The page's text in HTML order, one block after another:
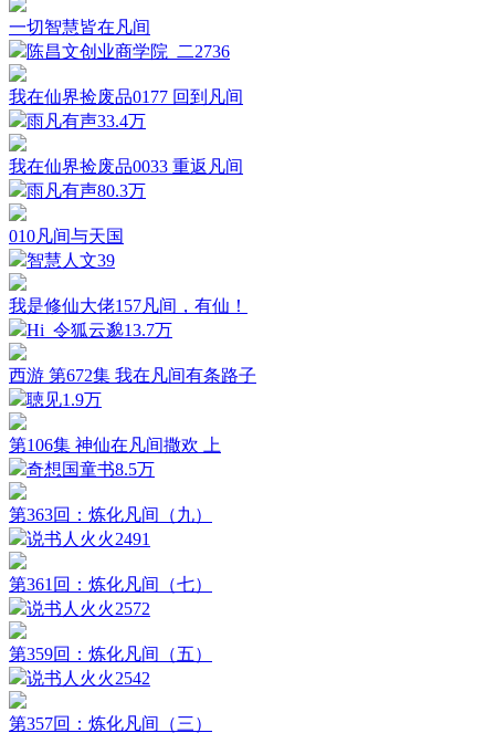
一切智慧皆在凡间
陈昌文创业商学院_二2736
我在仙界捡废品0177 回到凡间
雨凡有声33.4万
我在仙界捡废品0033 重返凡间
雨凡有声80.3万
010凡间与天国
智慧人文39
我是修仙大佬157凡间，有仙！
Hi_令狐云邈13.7万
西游 第672集 我在凡间有条路子
聴见1.9万
第106集 神仙在凡间撒欢 上
奇想国童书8.5万
第363回：炼化凡间（九）
说书人火火2491
第361回：炼化凡间（七）
说书人火火2572
第359回：炼化凡间（五）
说书人火火2542
第357回：炼化凡间（三）